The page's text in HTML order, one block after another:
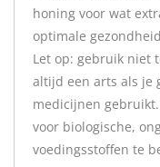
honing voor wat
optimale
Let op: gebruik niet
altijd een arts als je
medicijnen
voor biologische,
voedingsstoffen te